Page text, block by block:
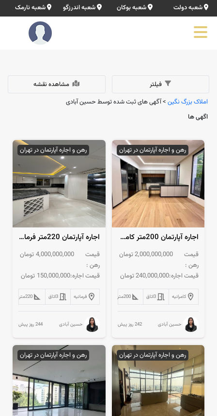
شعبه دولت شعبه بوکان شعبه اندرزگو شعبه نارمک
فیلتر
مشاهده نقشه
املاک بزرگ نگین > آگهی های ثبت شده توسط حسین آبادی
اگهی ها
رهن و اجاره آپارتمان در تهران
اجاره آپارتمان 200متر کامرانیه مدرن کلیدنخورده
قیمت
رهن :
2,000,000,000تومان
قیمت اجاره:240,000,000تومان
کامرانیه 3اتاق 200متر
حسین آبادی 242 روز پیش
رهن و اجاره آپارتمان در تهران
اجاره آپارتمان 220متر فرمانیه 3مستر فول‌مشاعات
قیمت
رهن :
4,000,000,000 تومان
قیمت اجاره:150,000,000 تومان
فرمانیه 3اتاق 220متر
حسین آبادی 244 روز پیش
رهن و اجاره آپارتمان در تهران رهن و اجاره آپارتمان در تهران